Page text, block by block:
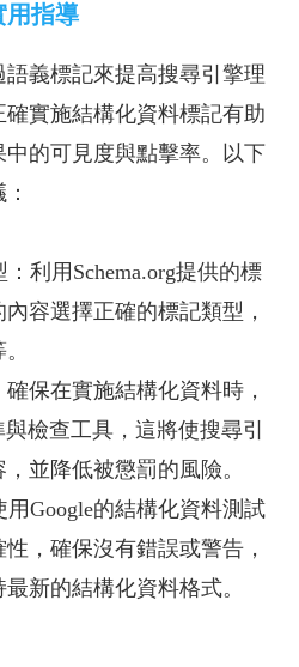
用指導
義標記來提高搜尋引擎理
實施結構化資料標記有助
的可見度與點擊率。以下
利用Schema.org提供的標
容選擇正確的標記類型，
保在實施結構化資料時，
檢查工具，這將使搜尋引
並降低被懲罰的風險。
Google的結構化資料測試
，確保沒有錯誤或警告，
新的結構化資料格式。